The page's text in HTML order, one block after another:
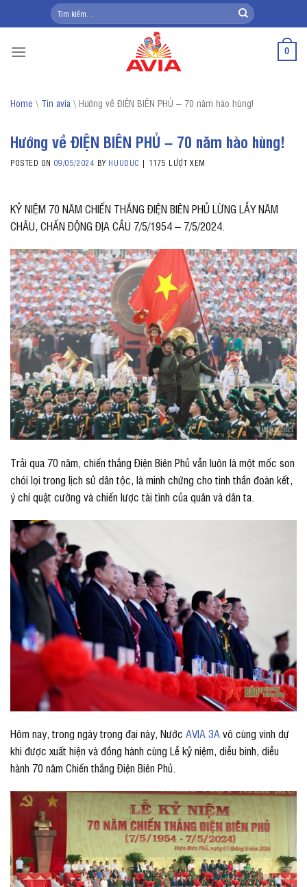
to
Tìm
kiếm:
0
Home \ Tin avia \ Hướng về ĐIỆN BIÊN PHỦ – 70 năm hào hùng!
Hướng về ĐIỆN BIÊN PHỦ – 70 năm hào hùng!
POSTED ON 09/05/2024 BY HUUDUC | 1175 LƯỢT XEM
KỶ NIỆM 70 NĂM CHIẾN THẮNG ĐIỆN BIÊN PHỦ LỪNG LẪY NĂM
CHÂU, CHẤN ĐỘNG ĐỊA CẦU 7/5/1954 – 7/5/2024.
Trải qua 70 năm, chiến thắng Điện Biên Phủ vẫn luôn là một mốc son
chói lọi trong lịch sử dân tộc, là minh chứng cho tinh thần đoàn kết,
ý chí quật cường và chiến lược tài tình của quân và dân ta.
Hôm nay, trong ngày trọng đại này, Nước AVIA 3Avô cùng vinh dự
khi được xuất hiện và đồng hành cùng Lễ kỷ niệm, diễu binh, diễu
hành 70 năm Chiến thắng Điện Biên Phủ.